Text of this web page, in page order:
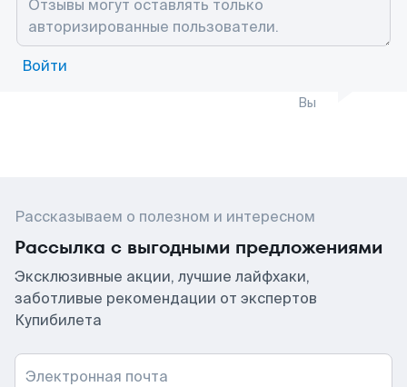
Войти
Вы
Рассказываем о полезном и интересном
Рассылка с выгодными предложениями
Эксклюзивные акции, лучшие лайфхаки,
заботливые рекомендации от экспертов
Купибилета
Электронная почта